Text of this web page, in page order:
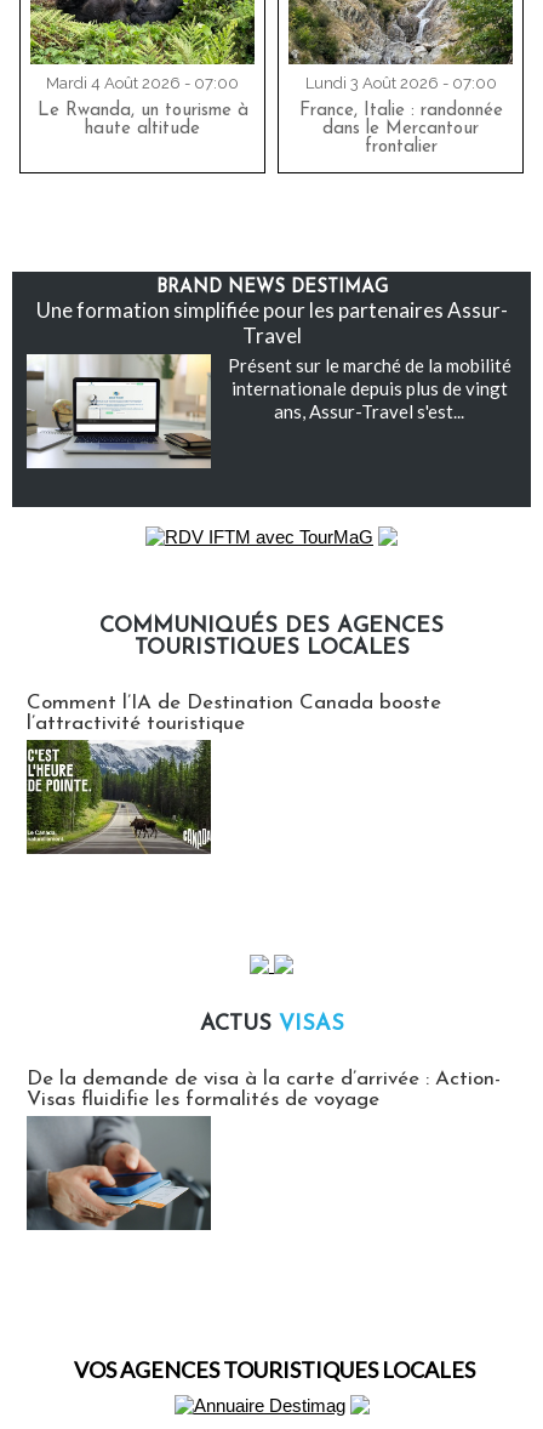
Mardi 4 Août 2026 - 07:00
Le Rwanda, un tourisme à
haute altitude
Lundi 3 Août 2026 - 07:00
France, Italie : randonnée
dans le Mercantour
frontalier
BRAND NEWS DESTIMAG
Une formation simplifiée pour les partenaires Assur-
Travel
Présent sur le marché de la mobilité
internationale depuis plus de vingt
ans, Assur-Travel s'est...
COMMUNIQUÉS DES AGENCES
TOURISTIQUES LOCALES
Comment l’IA de Destination Canada booste
l’attractivité touristique
ACTUS VISAS
De la demande de visa à la carte d’arrivée : Action-
Visas fluidifie les formalités de voyage
VOS AGENCES TOURISTIQUES LOCALES